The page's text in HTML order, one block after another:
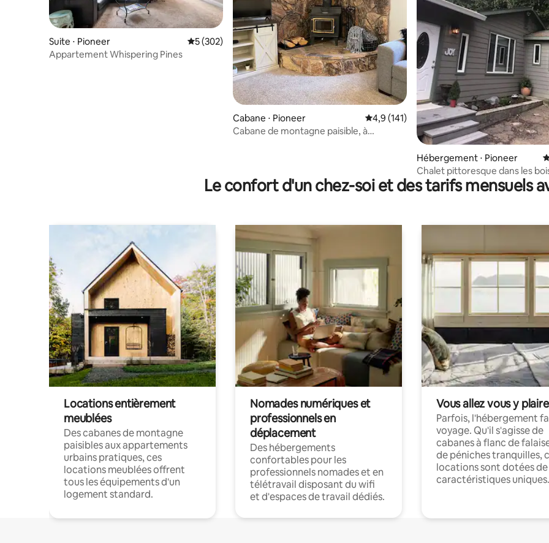
Suite ⋅ Pioneer Évaluation moyenne sur la base de 302 commentaires : 5 sur 5
5 (302)
Appartement Whispering Pines
Cabane ⋅ Pioneer Évaluation moyenne sur la base de 141
4,9 (141)
Cabane de montagne paisible, à
Hébergement ⋅ Pioneer
Chalet pittoresque dans les
Le confort d'un chez-soi et des tarifs mensuels
Locations entièrement
meublées
Des cabanes de montagne
paisibles aux appartements
urbains pratiques, ces
locations meublées offrent
tous les équipements d'un
logement standard.
Nomades numériques et
professionnels en
déplacement
Des hébergements
confortables pour les
professionnels nomades et en
télétravail disposant du wifi
et d'espaces de travail dédiés.
Vous allez vous y plaire
Parfois, l'hébergement
voyage. Qu'il s'agisse de
cabanes à flanc de
de péniches tranquilles,
locations sont dotées de
caractéristiques uniques.